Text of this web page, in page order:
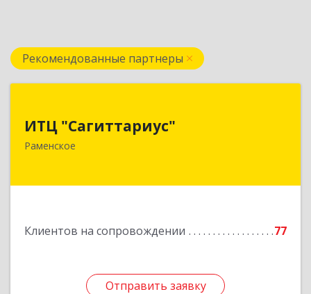
Рекомендованные партнеры
ИТЦ "Сагиттариус"
Раменское
Клиентов на сопровождении 77
Отправить заявку
140103, Московская обл, Раменское г,
Приборостроителей ул, дом № 16А, кв.16
Подробнее
Отправить заявку